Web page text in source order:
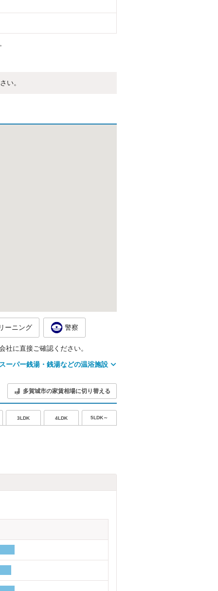
い。
ーニング 警察
に直接ご確認ください。
ーパー銭湯・銭湯などの温浴施設
多賀城市の家賃相場に切り替える
3LDK 4LDK 5LDK～